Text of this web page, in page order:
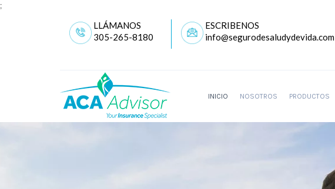
;
LLÁMANOS
305-265-8180
ESCRIBENOS
info@segurodesaludydevida.com
INICIO NOSOTROS PRODUCTOS